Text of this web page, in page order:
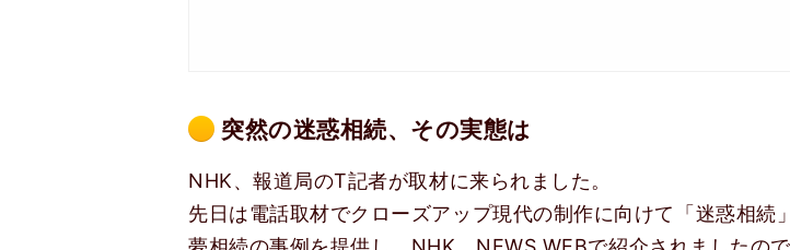
突然の迷惑相続、その実態は
NHK、報道局のT記者が取材に来られました。
先日は電話取材でクローズアップ現代の制作に向けて「迷惑相続